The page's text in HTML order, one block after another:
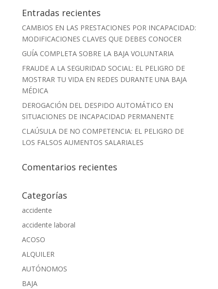
Entradas recientes
CAMBIOS EN LAS PRESTACIONES POR INCAPACIDAD:
MODIFICACIONES CLAVES QUE DEBES CONOCER
GUÍA COMPLETA SOBRE LA BAJA VOLUNTARIA
FRAUDE A LA SEGURIDAD SOCIAL: EL PELIGRO DE
MOSTRAR TU VIDA EN REDES DURANTE UNA BAJA
MÉDICA
DEROGACIÓN DEL DESPIDO AUTOMÁTICO EN
SITUACIONES DE INCAPACIDAD PERMANENTE
CLAÚSULA DE NO COMPETENCIA: EL PELIGRO DE
LOS FALSOS AUMENTOS SALARIALES
Comentarios recientes
Categorías
accidente
accidente laboral
ACOSO
ALQUILER
AUTÓNOMOS
BAJA